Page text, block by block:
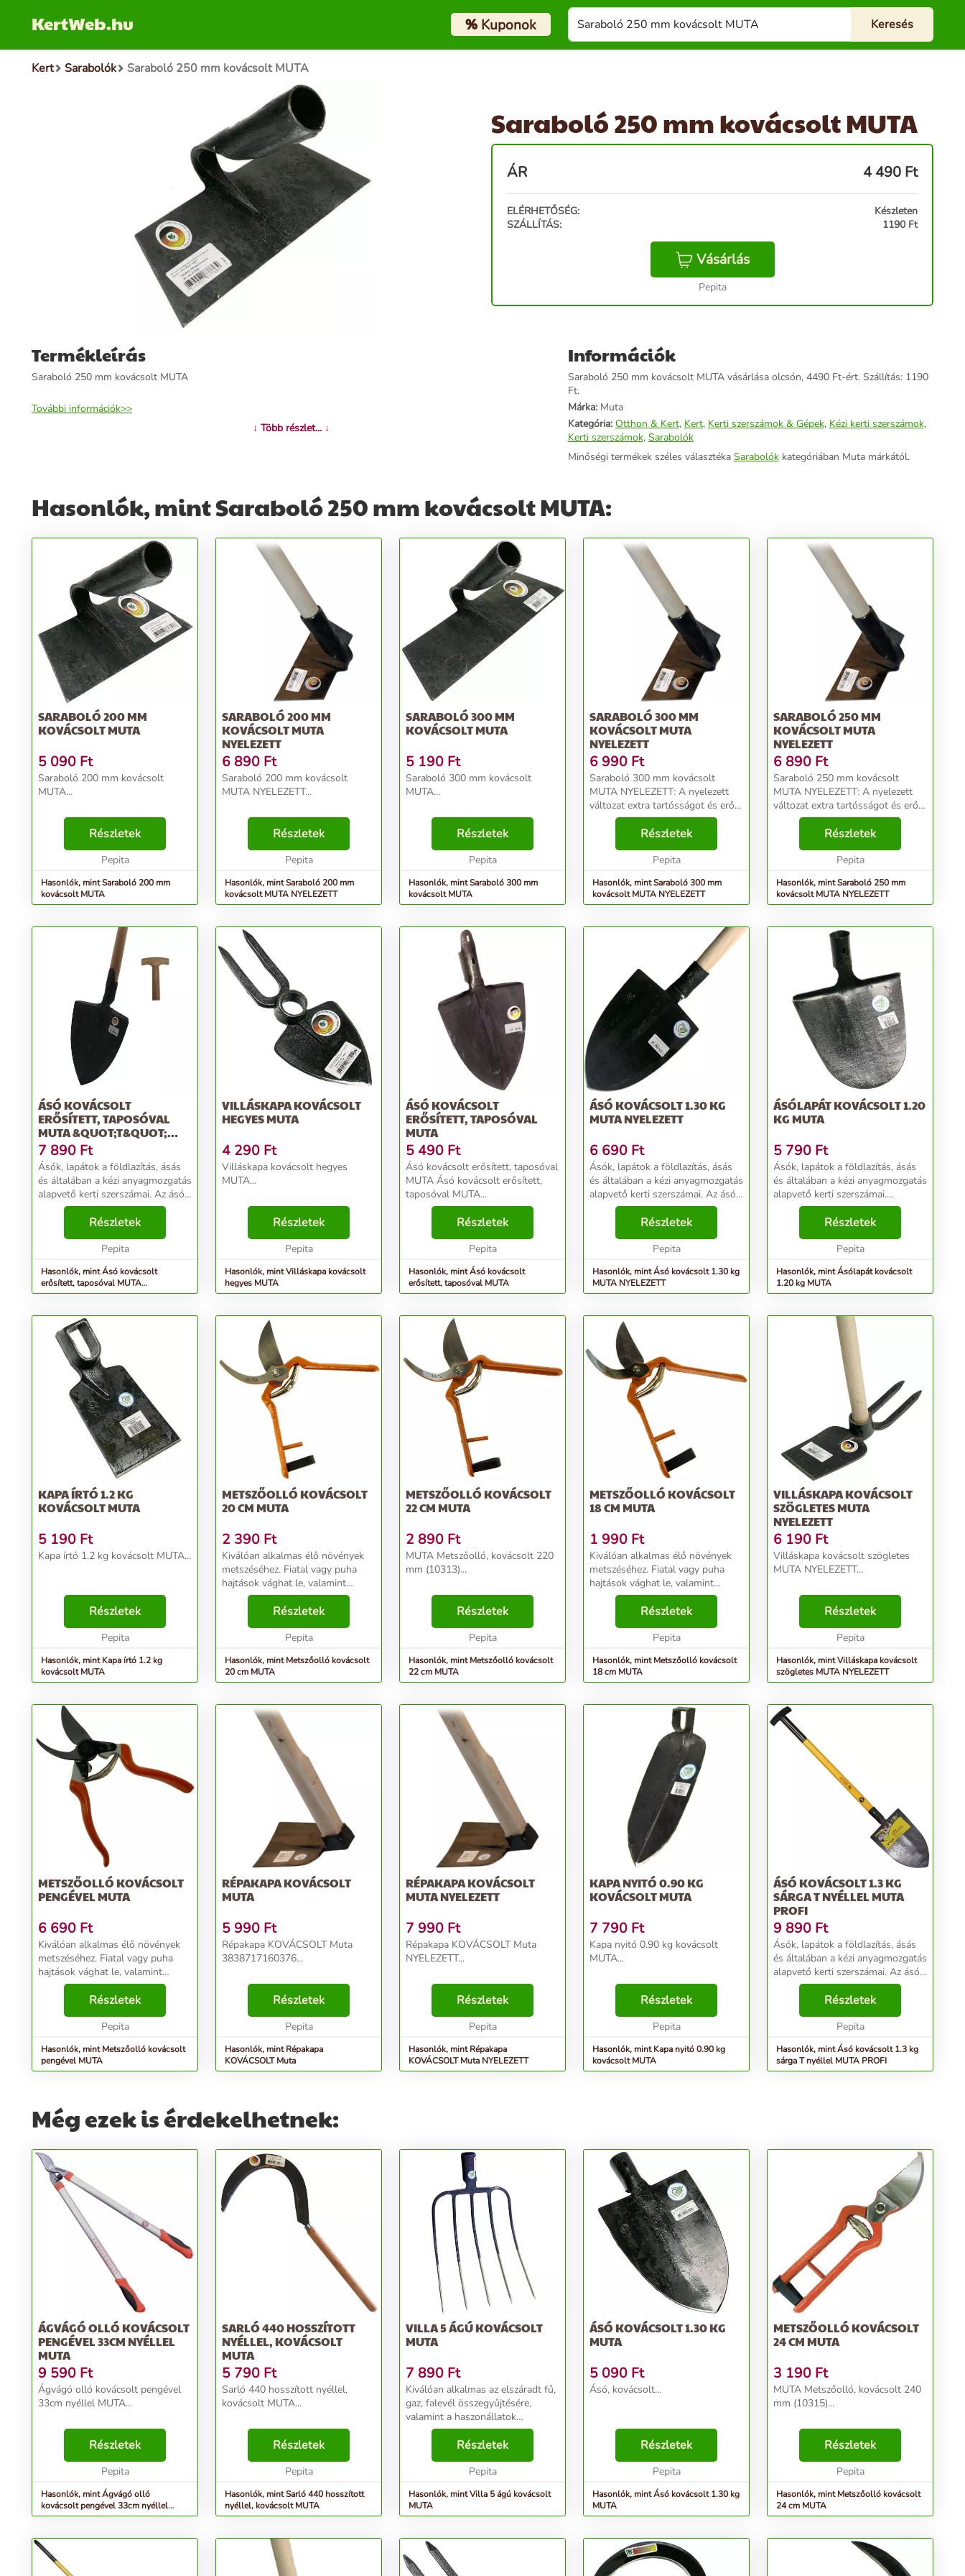
KertWeb.hu %Kuponok
Kert Sarabolók Saraboló 250 mm kovácsolt MUTA
Saraboló 250 mm kovácsolt MUTA
ÁR 4 490 Ft
ELÉRHETŐSÉG:
Készleten
SZÁLLÍTÁS:
1190 Ft
Vásárlás
Pepita
Termékleírás
Saraboló 250 mm kovácsolt MUTA
További információk>>
↓ Több részlet... ↓
Információk
Saraboló 250 mm kovácsolt MUTA vásárlása olcsón, 4490 Ft-ért. Szállítás: 1190
Ft.
Márka:Muta
Kategória: Otthon & Kert, Kert, Kerti szerszámok & Gépek, Kézi kerti szerszámok,
Kerti szerszámok, Sarabolók
Minőségi termékek széles választéka Sarabolókkategóriában Muta márkától.
Hasonlók, mint Saraboló 250 mm kovácsolt MUTA:
SARABOLÓ 200 MM
KOVÁCSOLT MUTA
5 090 Ft
Saraboló 200 mm kovácsolt
MUTA...
Részletek
Pepita
Hasonlók, mint Saraboló 200 mm
kovácsolt MUTA
SARABOLÓ 200 MM
KOVÁCSOLT MUTA
NYELEZETT
6 890 Ft
Saraboló 200 mm kovácsolt
MUTA NYELEZETT...
Részletek
Pepita
Hasonlók, mint Saraboló 200 mm
kovácsolt MUTA NYELEZETT
SARABOLÓ 300 MM
KOVÁCSOLT MUTA
5 190 Ft
Saraboló 300 mm kovácsolt
MUTA...
Részletek
Pepita
Hasonlók, mint Saraboló 300 mm
kovácsolt MUTA
SARABOLÓ 300 MM
KOVÁCSOLT MUTA
NYELEZETT
6 990 Ft
Saraboló 300 mm kovácsolt
MUTA NYELEZETT: A nyelezett
változat extra tartósságot és erőt
biztosít a 300 mm-es kovácsolt
MUTA sarabolónak. Kiváló
választás a nehezebb
növényápolási munkákhoz....
Részletek
Pepita
Hasonlók, mint Saraboló 300 mm
kovácsolt MUTA NYELEZETT
SARABOLÓ 250 MM
KOVÁCSOLT MUTA
NYELEZETT
6 890 Ft
Saraboló 250 mm kovácsolt
MUTA NYELEZETT: A nyelezett
változat extra tartósságot és erőt
biztosít a 250 mm-es kovácsolt
MUTA sarabolónak. Kiváló
választás a nehezebb
növényápolási munkákhoz....
Részletek
Pepita
Hasonlók, mint Saraboló 250 mm
kovácsolt MUTA NYELEZETT
ÁSÓ KOVÁCSOLT
ERŐSÍTETT, TAPOSÓVAL
MUTA &QUOT;T&QUOT;
NYÉLLEL
7 890 Ft
Ásók, lapátok a földlazítás, ásás
és általában a kézi anyagmozgatás
alapvető kerti szerszámai. Az ásó
a talaj lazítására és keverésére
szolgáló eszköz, főleg
kertművelésnél van szerepe,
Részletek
Pepita
Hasonlók, mint Ásó kovácsolt
erősített, taposóval MUTA
&quot;T&quot; nyéllel
VILLÁSKAPA KOVÁCSOLT
HEGYES MUTA
4 290 Ft
Villáskapa kovácsolt hegyes
MUTA...
Részletek
Pepita
Hasonlók, mint Villáskapa kovácsolt
hegyes MUTA
ÁSÓ KOVÁCSOLT
ERŐSÍTETT, TAPOSÓVAL
MUTA
5 490 Ft
Ásó kovácsolt erősített, taposóval
MUTA Ásó kovácsolt erősített,
taposóval MUTA...
Részletek
Pepita
Hasonlók, mint Ásó kovácsolt
erősített, taposóval MUTA
ÁSÓ KOVÁCSOLT 1.30 KG
MUTA NYELEZETT
6 690 Ft
Ásók, lapátok a földlazítás, ásás
és általában a kézi anyagmozgatás
alapvető kerti szerszámai. Az ásó
a talaj lazítására és keverésére
szolgáló eszköz, főleg
kertművelésnél van szerepe,
Részletek
Pepita
Hasonlók, mint Ásó kovácsolt 1.30 kg
MUTA NYELEZETT
ÁSÓLAPÁT KOVÁCSOLT 1.20
KG MUTA
5 790 Ft
Ásók, lapátok a földlazítás, ásás
és általában a kézi anyagmozgatás
alapvető kerti szerszámai.
Alkalmas a ház körüli munkák
elvégzésére, virágok, bokrok, fák
ültetésére. A földdarab
elválasztása me...
Részletek
Pepita
Hasonlók, mint Ásólapát kovácsolt
1.20 kg MUTA
KAPA ÍRTÓ 1.2 KG
KOVÁCSOLT MUTA
5 190 Ft
Kapa írtó 1.2 kg kovácsolt MUTA...
Részletek
Pepita
Hasonlók, mint Kapa írtó 1.2 kg
kovácsolt MUTA
METSZŐOLLÓ KOVÁCSOLT
20 CM MUTA
2 390 Ft
Kiválóan alkalmas élő növények
metszéséhez. Fiatal vagy puha
hajtások vághat le, valamint
fásodott kerti bokrokat és
sövényeket is metszhet vele.
Méret:20cm...
Részletek
Pepita
Hasonlók, mint Metszőolló kovácsolt
20 cm MUTA
METSZŐOLLÓ KOVÁCSOLT
22 CM MUTA
2 890 Ft
MUTA Metszőolló, kovácsolt 220
mm (10313)...
Részletek
Pepita
Hasonlók, mint Metszőolló kovácsolt
22 cm MUTA
METSZŐOLLÓ KOVÁCSOLT
18 CM MUTA
1 990 Ft
Kiválóan alkalmas élő növények
metszéséhez. Fiatal vagy puha
hajtások vághat le, valamint
fásodott kerti bokrokat és
sövényeket is metszhet vele.
Méret:18cm...
Részletek
Pepita
Hasonlók, mint Metszőolló kovácsolt
18 cm MUTA
VILLÁSKAPA KOVÁCSOLT
SZÖGLETES MUTA
NYELEZETT
6 190 Ft
Villáskapa kovácsolt szögletes
MUTA NYELEZETT...
Részletek
Pepita
Hasonlók, mint Villáskapa kovácsolt
szögletes MUTA NYELEZETT
METSZŐOLLÓ KOVÁCSOLT
PENGÉVEL MUTA
6 690 Ft
Kiválóan alkalmas élő növények
metszéséhez. Fiatal vagy puha
hajtások vághat le, valamint
fásodott kerti bokrokat és
sövényeket is metszhet vele....
Részletek
Pepita
Hasonlók, mint Metszőolló kovácsolt
pengével MUTA
RÉPAKAPA KOVÁCSOLT
MUTA
5 990 Ft
Répakapa KOVÁCSOLT Muta
3838717160376...
Részletek
Pepita
Hasonlók, mint Répakapa
KOVÁCSOLT Muta
RÉPAKAPA KOVÁCSOLT
MUTA NYELEZETT
7 990 Ft
Répakapa KOVÁCSOLT Muta
NYELEZETT...
Részletek
Pepita
Hasonlók, mint Répakapa
KOVÁCSOLT Muta NYELEZETT
KAPA NYITÓ 0.90 KG
KOVÁCSOLT MUTA
7 790 Ft
Kapa nyitó 0.90 kg kovácsolt
MUTA...
Részletek
Pepita
Hasonlók, mint Kapa nyitó 0.90 kg
kovácsolt MUTA
ÁSÓ KOVÁCSOLT 1.3 KG
SÁRGA T NYÉLLEL MUTA
PROFI
9 890 Ft
Ásók, lapátok a földlazítás, ásás
és általában a kézi anyagmozgatás
alapvető kerti szerszámai. Az ásó
a talaj lazítására és keverésére
szolgáló eszköz, főleg
kertművelésnél van szerepe,
Részletek
Pepita
Hasonlók, mint Ásó kovácsolt 1.3 kg
sárga T nyéllel MUTA PROFI
Még ezek is érdekelhetnek:
ÁGVÁGÓ OLLÓ KOVÁCSOLT
PENGÉVEL 33CM NYÉLLEL
MUTA
9 590 Ft
Ágvágó olló kovácsolt pengével
33cm nyéllel MUTA...
Részletek
Pepita
Hasonlók, mint Ágvágó olló
kovácsolt pengével 33cm nyéllel
MUTA
SARLÓ 440 HOSSZÍTOTT
NYÉLLEL, KOVÁCSOLT
MUTA
5 790 Ft
Sarló 440 hosszított nyéllel,
kovácsolt MUTA...
Részletek
Pepita
Hasonlók, mint Sarló 440 hosszított
nyéllel, kovácsolt MUTA
VILLA 5 ÁGÚ KOVÁCSOLT
MUTA
7 890 Ft
Kiválóan alkalmas az elszáradt fű,
gaz, falevél összegyűjtésére,
valamint a haszonállatok
takarmányai, például széna,
szalma előkészítésére is....
Részletek
Pepita
Hasonlók, mint Villa 5 ágú kovácsolt
MUTA
ÁSÓ KOVÁCSOLT 1.30 KG
MUTA
5 090 Ft
Ásó, kovácsolt...
Részletek
Pepita
Hasonlók, mint Ásó kovácsolt 1.30 kg
MUTA
METSZŐOLLÓ KOVÁCSOLT
24 CM MUTA
3 190 Ft
MUTA Metszőolló, kovácsolt 240
mm (10315)...
Részletek
Pepita
Hasonlók, mint Metszőolló kovácsolt
24 cm MUTA